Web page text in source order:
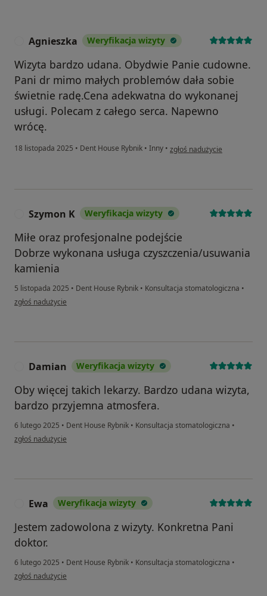
Agnieszka Weryfikacja wizyty
Wizyta bardzo udana. Obydwie Panie cudowne.
Pani dr mimo małych problemów dała sobie
świetnie radę.Cena adekwatna do wykonanej
usługi. Polecam z całego serca. Napewno
wrócę.
18 listopada 2025 • Dent House Rybnik • Inny • w opinii użytkownika
zgłoś nadużycie
Szymon K Weryfikacja wizyty
Miłe oraz profesjonalne podejście
Dobrze wykonana usługa czyszczenia/usuwania
kamienia
5 listopada 2025 • Dent House Rybnik • Konsultacja stomatologiczna •
w opinii użytkownika Szymon K
zgłoś nadużycie
Damian Weryfikacja wizyty
Oby więcej takich lekarzy. Bardzo udana wizyta,
bardzo przyjemna atmosfera.
6 lutego 2025 • Dent House Rybnik • Konsultacja stomatologiczna •
w opinii użytkownika Damian
zgłoś nadużycie
Ewa Weryfikacja wizyty
Jestem zadowolona z wizyty. Konkretna Pani
doktor.
6 lutego 2025 • Dent House Rybnik • Konsultacja stomatologiczna •
w opinii użytkownika Ewa
zgłoś nadużycie